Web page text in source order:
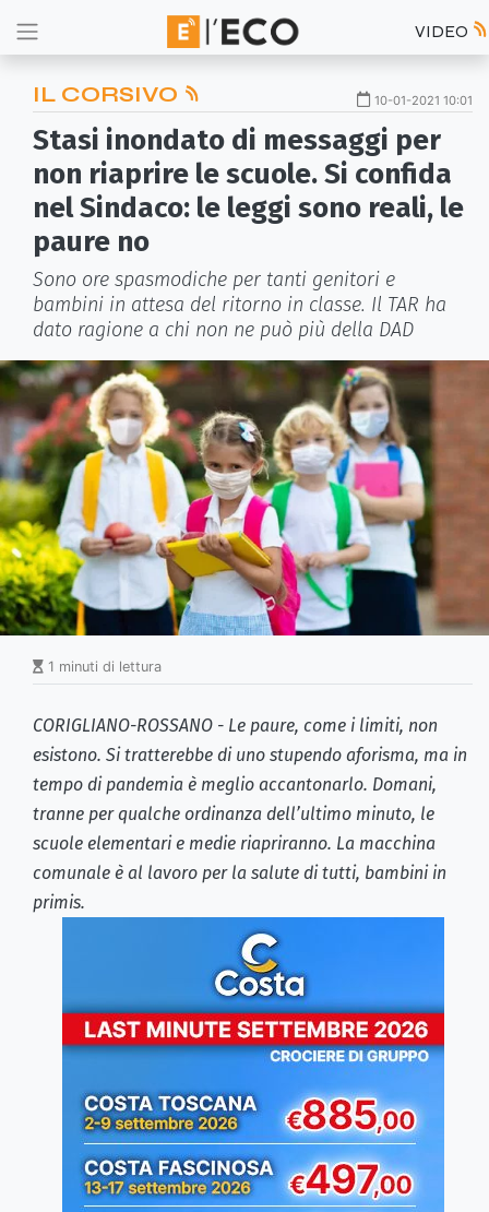
VIDEO
IL CORSIVO 10-01-2021 10:01
Stasi inondato di messaggi per
non riaprire le scuole. Si confida
nel Sindaco: le leggi sono reali, le
paure no
Sono ore spasmodiche per tanti genitori e
bambini in attesa del ritorno in classe. Il TAR ha
dato ragione a chi non ne può più della DAD
1 minuti di lettura
CORIGLIANO-ROSSANO - Le paure, come i limiti, non
esistono. Si tratterebbe di uno stupendo aforisma, ma in
tempo di pandemia è meglio accantonarlo. Domani,
tranne per qualche ordinanza dell’ultimo minuto, le
scuole elementari e medie riapriranno. La macchina
comunale è al lavoro per la salute di tutti, bambini in
primis.